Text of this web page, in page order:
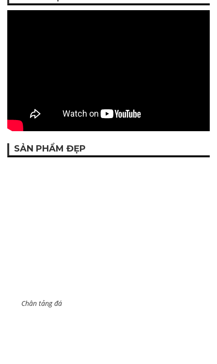
SẢN PHẨM ĐẸP
Chân tảng đá